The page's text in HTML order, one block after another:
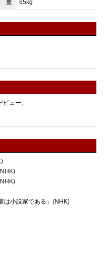
重 65kg
ュー。
は小説家である」(NHK)